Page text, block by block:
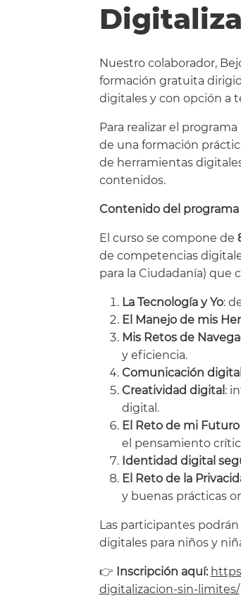
Nuestro colaborador,
formación gratuita
digitales y con opción a
Para realizar el
de una formación
de herramientas
contenidos.
Contenido del programa
El curso se compone de
de competencias
para la Ciudadanía) que
La Tecnología y Yo:
El Manejo de mis
Mis Retos de
y eficiencia.
Comunicación digital
Creatividad digital :
digital.
El Reto de mi
el pensamiento
Identidad digital
El Reto de la
y buenas prácticas
Las participantes
digitales para niños y
👉 Inscripción aquí:
digitalizacion-sin-limites/